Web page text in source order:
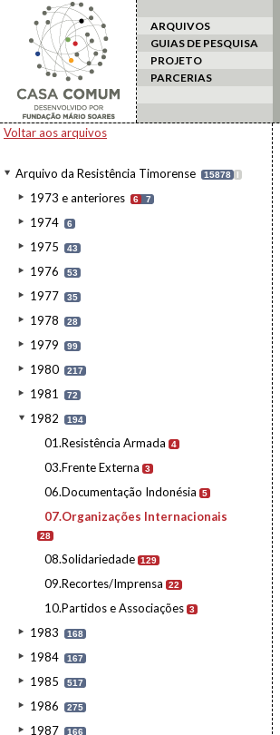
ARQUIVOS
GUIAS DE PESQUISA
PROJETO
PARCERIAS
Voltar aos arquivos
Arquivo da Resistência Timorense 15878 I
1973 e anteriores 6 7
1974 6
1975 43
1976 53
1977 35
1978 28
1979 99
1980 217
1981 72
1982 194
01.Resistência Armada 4
03.Frente Externa 3
06.Documentação Indonésia 5
07.Organizações Internacionais
28
08.Solidariedade 129
09.Recortes/Imprensa 22
10.Partidos e Associações 3
1983 168
1984 167
1985 517
1986 275
1987 166